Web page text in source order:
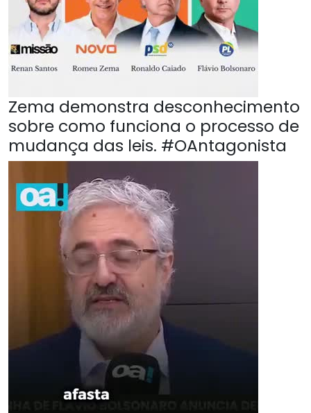
Zema demonstra desconhecimento
sobre como funciona o processo de
mudança das leis. #OAntagonista